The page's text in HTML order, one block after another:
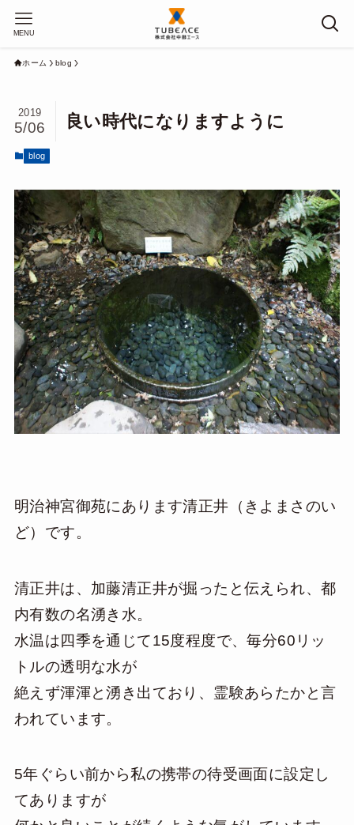
MENU
ホーム blog
良い時代になりますように
2019
5/06
blog
明治神宮御苑にあります清正井（きよまさのい
ど）です。
清正井は、加藤清正井が掘ったと伝えられ、都
内有数の名湧き水。
水温は四季を通じて15度程度で、毎分60リッ
トルの透明な水が
絶えず渾渾と湧き出ており、霊験あらたかと言
われています。
5年ぐらい前から私の携帯の待受画面に設定し
てありますが